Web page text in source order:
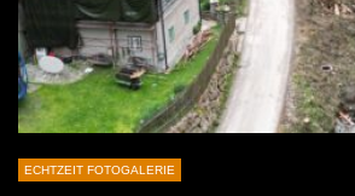
ECHTZEIT FOTOGALERIE